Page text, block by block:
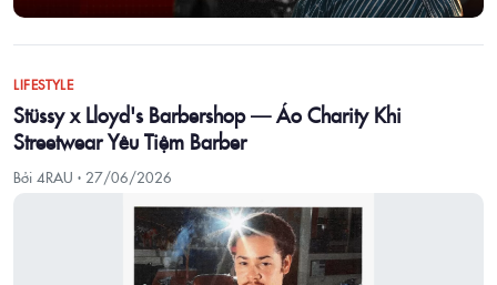
LIFESTYLE
Stüssy x Lloyd's Barbershop — Áo Charity Khi
Streetwear Yêu Tiệm Barber
Bởi 4RAU · 27/06/2026